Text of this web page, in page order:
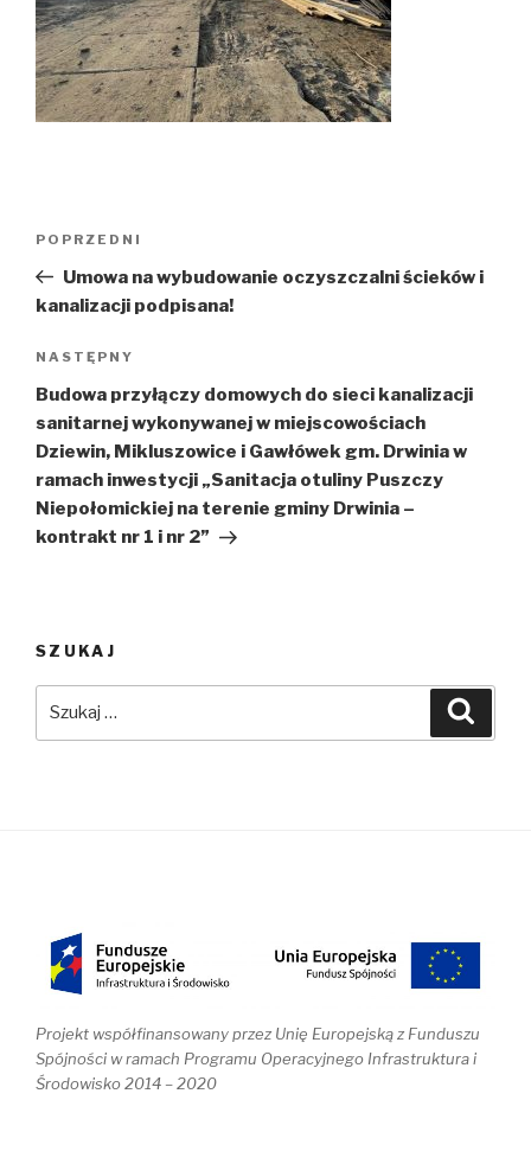
Poprzedni
wpis
POPRZEDNI
Umowa na wybudowanie oczyszczalni ścieków i
kanalizacji podpisana!
Następny
wpis
NASTĘPNY
Budowa przyłączy domowych do sieci kanalizacji
sanitarnej wykonywanej w miejscowościach
Dziewin, Mikluszowice i Gawłówek gm. Drwinia w
ramach inwestycji „Sanitacja otuliny Puszczy
Niepołomickiej na terenie gminy Drwinia –
kontrakt nr 1 i nr 2”
SZUKAJ
Projekt współfinansowany przez Unię Europejską z Funduszu
Spójności w ramach Programu Operacyjnego Infrastruktura i
Środowisko 2014 – 2020